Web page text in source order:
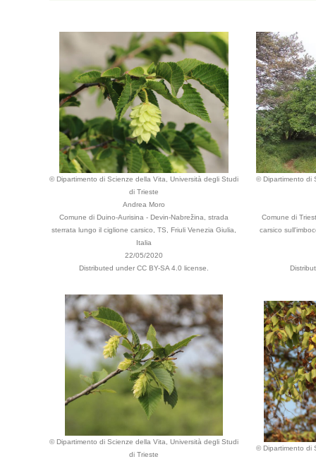
© Dipartimento di Scienze della Vita, Università degli Studi
di Trieste
Andrea Moro
Comune di Duino-Aurisina - Devin-Nabrežina, strada
sterrata lungo il ciglione carsico, TS, Friuli Venezia Giulia,
Italia
22/05/2020
Distributed under CC BY-SA 4.0 license.
© Dipartimento di
Comune di
carsico
© Dipartimento di Scienze della Vita, Università degli Studi
di Trieste
© Dipartimento di